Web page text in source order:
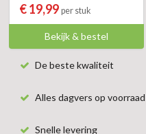
€ 19,99 per stuk
Bekijk & bestel
De beste kwaliteit
Alles dagvers op voorraad
Snelle levering